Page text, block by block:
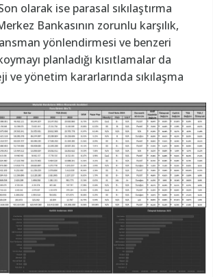
olarak ise parasal sıkılaştırma
Bankasının zorunlu karşılık,
yönlendirmesi ve benzeri
planladığı kısıtlamalar da
ve yönetim kararlarında sıkılaşma